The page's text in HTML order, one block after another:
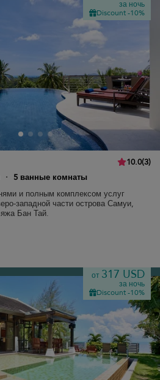
за ночь
Discount -10%
10.0(3)
·
5 ванные комнаты
и полным комплексом услуг
западной части острова Самуи,
Бан Тай.
от 317 USD
за ночь
Discount -10%